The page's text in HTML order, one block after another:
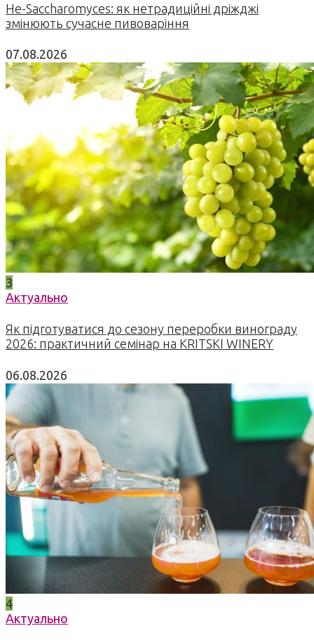
Не-Saccharomyces: як нетрадиційні дріжджі
змінюють сучасне пивоваріння
07.08.2026
3
Актуально
Як підготуватися до сезону переробки винограду
2026: практичний семінар на KRITSKI WINERY
06.08.2026
4
Актуально